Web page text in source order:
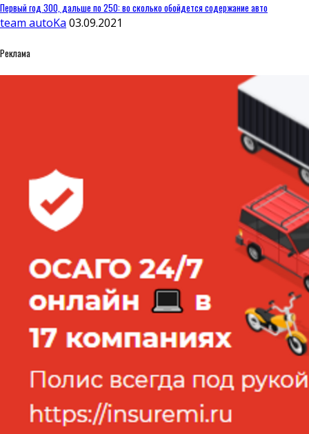
Первый год 300, дальше по 250: во сколько обойдется содержание авто
team autoKa 03.09.2021
Реклама